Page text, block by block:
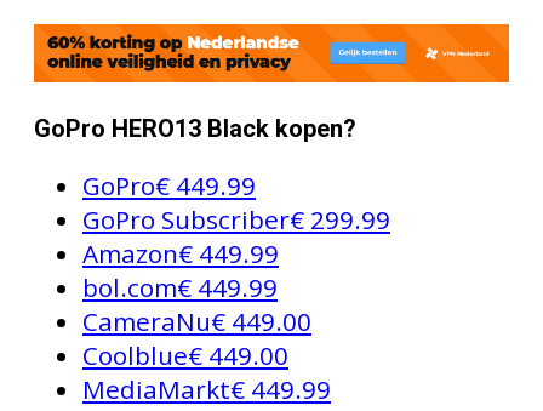
GoPro HERO13 Black kopen?
GoPro€ 449.99
GoPro Subscriber€ 299.99
Amazon€ 449.99
bol.com€ 449.99
CameraNu€ 449.00
Coolblue€ 449.00
MediaMarkt€ 449.99